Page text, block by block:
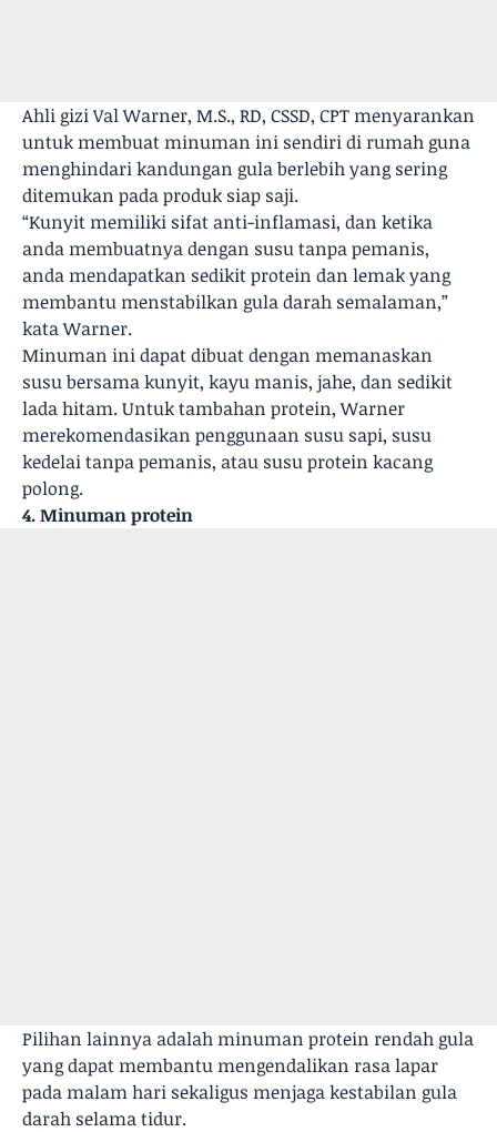
Ahli gizi Val Warner, M.S., RD, CSSD, CPT menyarankan
untuk membuat minuman ini sendiri di rumah guna
menghindari kandungan gula berlebih yang sering
ditemukan pada produk siap saji.
“Kunyit memiliki sifat anti-inflamasi, dan ketika
anda membuatnya dengan susu tanpa pemanis,
anda mendapatkan sedikit protein dan lemak yang
membantu menstabilkan gula darah semalaman,”
kata Warner.
Minuman ini dapat dibuat dengan memanaskan
susu bersama kunyit, kayu manis, jahe, dan sedikit
lada hitam. Untuk tambahan protein, Warner
merekomendasikan penggunaan susu sapi, susu
kedelai tanpa pemanis, atau susu protein kacang
polong.
4. Minuman protein
Pilihan lainnya adalah minuman protein rendah gula
yang dapat membantu mengendalikan rasa lapar
pada malam hari sekaligus menjaga kestabilan gula
darah selama tidur.